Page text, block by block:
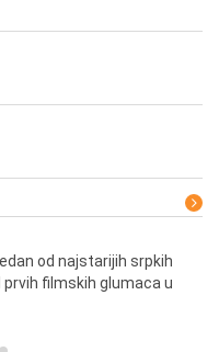
od najstarijih srpkih
filmskih glumaca u